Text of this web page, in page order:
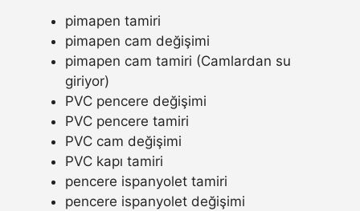
pimapen tamiri
pimapen cam değişimi
pimapen cam tamiri (Camlardan su
giriyor)
PVC pencere değişimi
PVC pencere tamiri
PVC cam değişimi
PVC kapı tamiri
pencere ispanyolet tamiri
pencere ispanyolet değişimi